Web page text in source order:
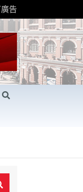
告